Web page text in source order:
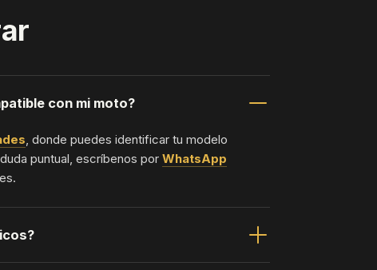
con mi moto?
, donde puedes identificar tu modelo
puntual, escríbenos por WhatsApp